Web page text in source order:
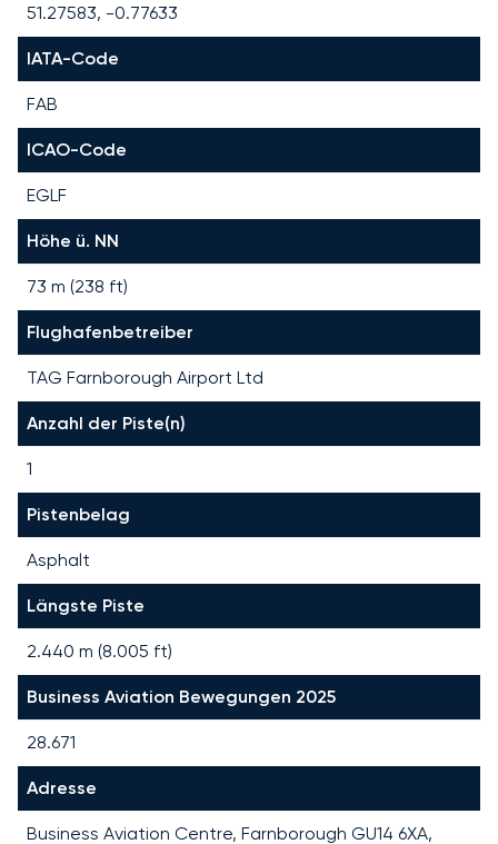
51.27583, -0.77633
IATA-Code
FAB
ICAO-Code
EGLF
Höhe ü. NN
73 m (238 ft)
Flughafenbetreiber
TAG Farnborough Airport Ltd
Anzahl der Piste(n)
1
Pistenbelag
Asphalt
Längste Piste
2.440 m (8.005 ft)
Business Aviation Bewegungen 2025
28.671
Adresse
Business Aviation Centre, Farnborough GU14 6XA,